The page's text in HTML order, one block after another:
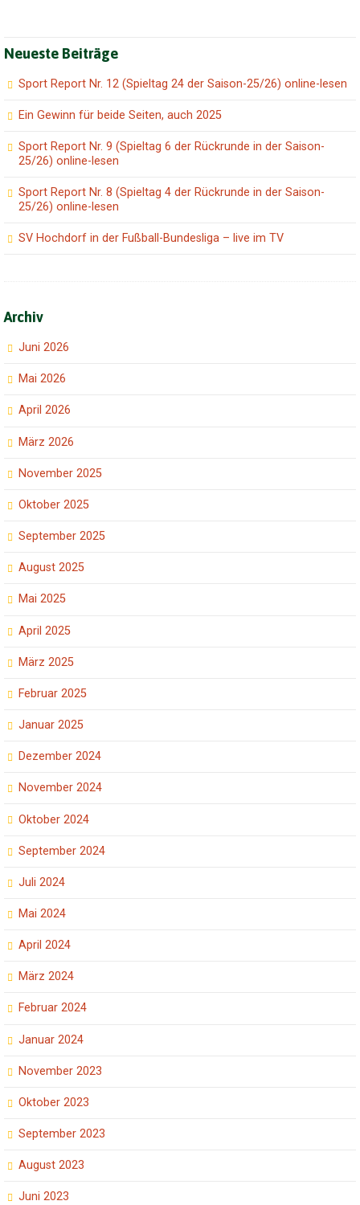
Neueste Beiträge
Sport Report Nr. 12 (Spieltag 24 der Saison-25/26) online-lesen
Ein Gewinn für beide Seiten, auch 2025
Sport Report Nr. 9 (Spieltag 6 der Rückrunde in der Saison-
25/26) online-lesen
Sport Report Nr. 8 (Spieltag 4 der Rückrunde in der Saison-
25/26) online-lesen
SV Hochdorf in der Fußball-Bundesliga – live im TV
Archiv
Juni 2026
Mai 2026
April 2026
März 2026
November 2025
Oktober 2025
September 2025
August 2025
Mai 2025
April 2025
März 2025
Februar 2025
Januar 2025
Dezember 2024
November 2024
Oktober 2024
September 2024
Juli 2024
Mai 2024
April 2024
März 2024
Februar 2024
Januar 2024
November 2023
Oktober 2023
September 2023
August 2023
Juni 2023